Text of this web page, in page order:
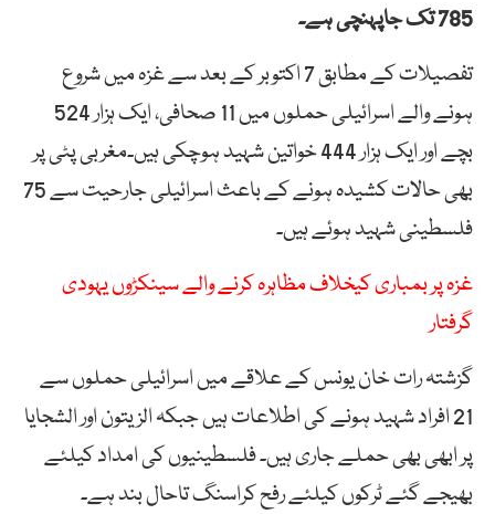
785 تک جاپہنچی ہے۔
تفصیلات کے مطابق 7 اکتوبر کے بعد سے غزہ میں شروع
ہونے والے اسرائیلی حملوں میں 11 صحافی، ایک ہزار 524
بچے اور ایک ہزار 444 خواتین شہید ہوچکی ہیں۔مغربی پٹی پر
بھی حالات کشیدہ ہونے کے باعث اسرائیلی جارحیت سے 75
فلسطینی شہید ہوئے ہیں۔
غزہ پر بمباری کیخلاف مظاہرہ کرنے والے سینکڑوں یہودی
گرفتار
گزشتہ رات خان یونس کے علاقے میں اسرائیلی حملوں سے
21 افراد شہید ہونے کی اطلاعات ہیں جبکہ الزیتون اور الشجایا
پر ابھی بھی حملے جاری ہیں۔ فلسطینیوں کی امداد کیلئے
بھیجے گئے ٹرکوں کیلئے رفح کراسنگ تاحال بند ہے۔